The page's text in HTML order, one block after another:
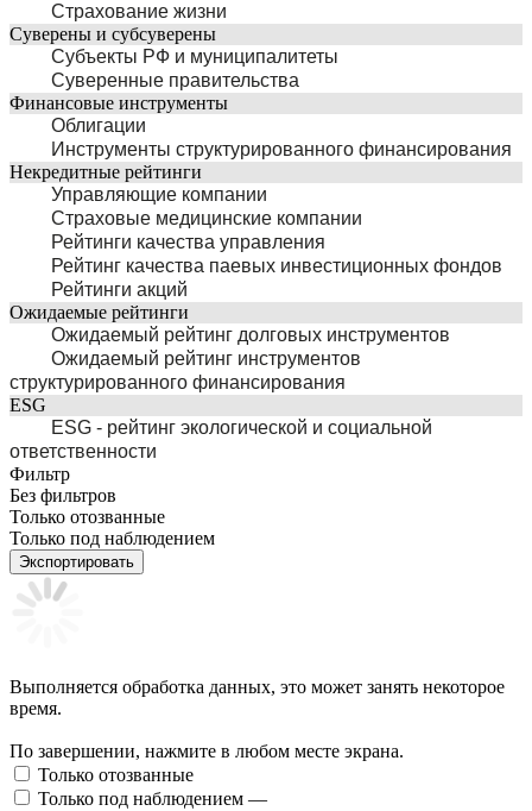
Страхование жизни
Суверены и субсуверены
Субъекты РФ и муниципалитеты
Суверенные правительства
Финансовые инструменты
Облигации
Инструменты структурированного финансирования
Некредитные рейтинги
Управляющие компании
Страховые медицинские компании
Рейтинги качества управления
Рейтинг качества паевых инвестиционных фондов
Рейтинги акций
Ожидаемые рейтинги
Ожидаемый рейтинг долговых инструментов
Ожидаемый рейтинг инструментов
структурированного финансирования
ESG
ESG - рейтинг экологической и социальной
ответственности
Фильтр
Без фильтров
Только отозванные
Только под наблюдением
Экспортировать
Выполняется обработка данных, это может занять некоторое
время.
По завершении, нажмите в любом месте экрана.
Только отозванные
Только под наблюдением —